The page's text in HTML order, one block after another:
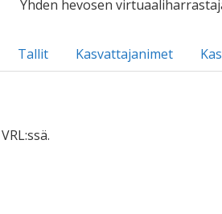
Yhden hevosen
Tallit Kasvattajanimet